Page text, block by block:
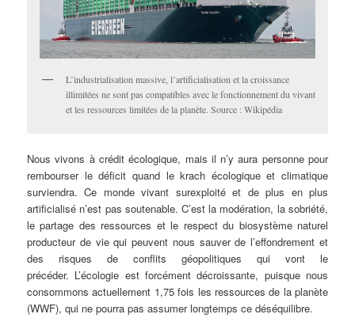
L’industrialisation massive, l’artificialisation et la croissance
illimitées ne sont pas compatibles avec le fonctionnement du vivant
et les ressources limitées de la planète. Source : Wikipédia
Nous vivons à crédit écologique, mais il n’y aura personne pour
rembourser le déficit quand le krach écologique et climatique
surviendra. Ce monde vivant surexploité et de plus en plus
artificialisé n’est pas soutenable. C’est la modération, la sobriété,
le partage des ressources et le respect du biosystème naturel
producteur de vie qui peuvent nous sauver de l’effondrement et
des risques de conflits géopolitiques qui vont le
précéder. L’écologie est forcément décroissante, puisque nous
consommons actuellement 1,75 fois les ressources de la planète
(WWF), qui ne pourra pas assumer longtemps ce déséquilibre.